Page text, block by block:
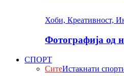
Хоби, Креативност,
Фотографија од
СПОРТ
СитеИстакнати